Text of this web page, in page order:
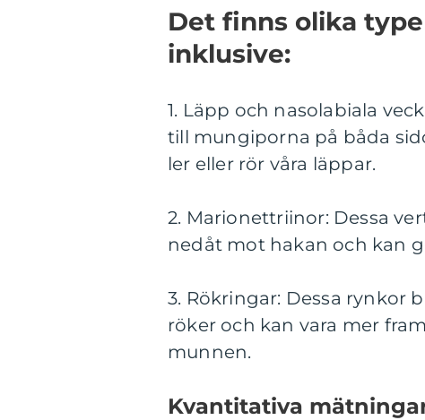
Det finns olika
inklusive:
1. Läpp och nasolabiala
till mungiporna på båda
ler eller rör våra läppar.
2. Marionettriinor: Dessa
nedåt mot hakan och kan
3. Rökringar: Dessa rynkor
röker och kan vara mer
munnen.
Kvantitativa